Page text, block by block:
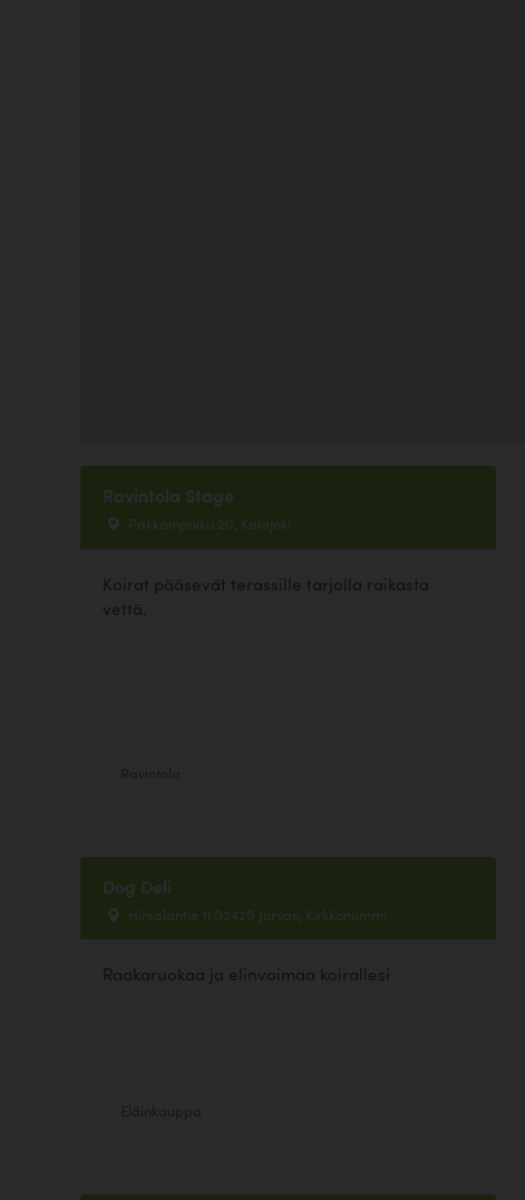
Ravintola Stage
Pakkainpolku 20, Kalajoki
Koirat pääsevät terassille tarjolla raikasta
vettä.
Dog Deli
Hirsalantie 11 02420 Jorvas, Kirkkonummi
Raakaruokaa ja elinvoimaa koirallesi